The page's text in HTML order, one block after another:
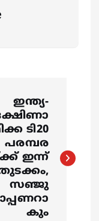
ഇന്ത്യ-
ടി20
പരമ്പര
ഇന്ന്
സഞ്ജു
കും